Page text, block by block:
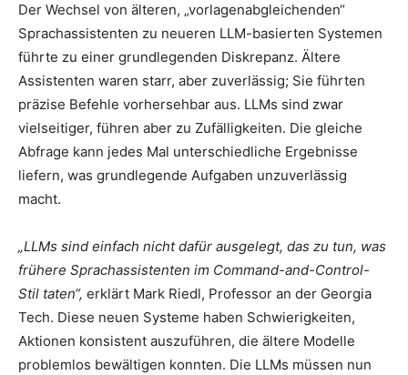
Der Wechsel von älteren, „vorlagenabgleichenden“
Sprachassistenten zu neueren LLM-basierten Systemen
führte zu einer grundlegenden Diskrepanz. Ältere
Assistenten waren starr, aber zuverlässig; Sie führten
präzise Befehle vorhersehbar aus. LLMs sind zwar
vielseitiger, führen aber zu Zufälligkeiten. Die gleiche
Abfrage kann jedes Mal unterschiedliche Ergebnisse
liefern, was grundlegende Aufgaben unzuverlässig
macht.
„LLMs sind einfach nicht dafür ausgelegt, das zu tun, was
frühere Sprachassistenten im Command-and-Control-
Stil taten“, erklärt Mark Riedl, Professor an der Georgia
Tech. Diese neuen Systeme haben Schwierigkeiten,
Aktionen konsistent auszuführen, die ältere Modelle
problemlos bewältigen konnten. Die LLMs müssen nun